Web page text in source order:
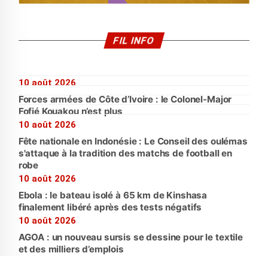
FIL INFO
10 août 2026
Forces armées de Côte d’Ivoire : le Colonel-Major
Fofié Kouakou n’est plus
10 août 2026
Fête nationale en Indonésie : Le Conseil des oulémas
s'attaque à la tradition des matchs de football en
robe
10 août 2026
Ebola : le bateau isolé à 65 km de Kinshasa
finalement libéré après des tests négatifs
10 août 2026
AGOA : un nouveau sursis se dessine pour le textile
et des milliers d’emplois